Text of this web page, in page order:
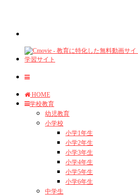
HOME
学校教育
幼児教育
小学校
小学1年生
小学2年生
小学3年生
小学4年生
小学5年生
小学6年生
中学生